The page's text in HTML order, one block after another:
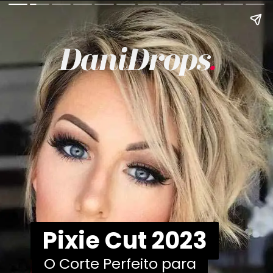
Pixie Cut 2023
Pixie Cut 2023
O Corte Perfeito para
O Corte Perfeito para